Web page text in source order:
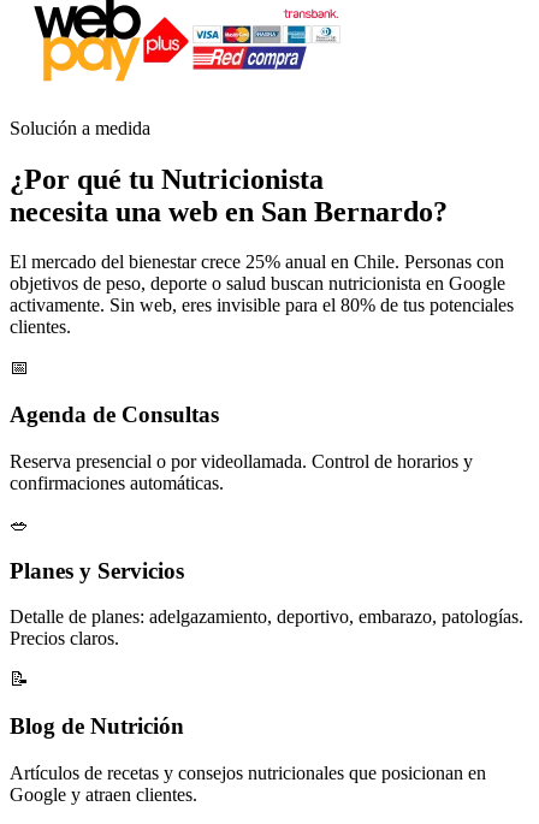
Solución a medida
¿Por qué tu Nutricionista
necesita una web en San Bernardo?
El mercado del bienestar crece 25% anual en Chile. Personas con
objetivos de peso, deporte o salud buscan nutricionista en Google
activamente. Sin web, eres invisible para el 80% de tus potenciales
clientes.
📅
Agenda de Consultas
Reserva presencial o por videollamada. Control de horarios y
confirmaciones automáticas.
🥗
Planes y Servicios
Detalle de planes: adelgazamiento, deportivo, embarazo, patologías.
Precios claros.
📝
Blog de Nutrición
Artículos de recetas y consejos nutricionales que posicionan en
Google y atraen clientes.